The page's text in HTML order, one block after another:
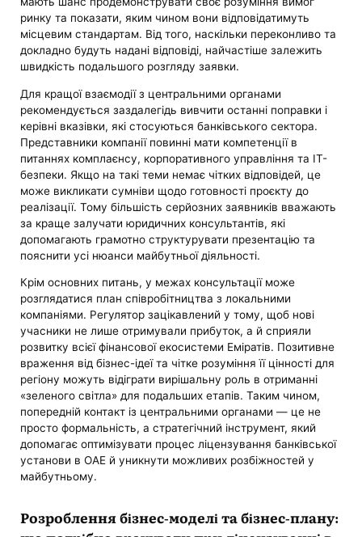
ринку та показати, яким чином вони відповідатимуть
місцевим стандартам. Від того, наскільки переконливо та
докладно будуть надані відповіді, найчастіше залежить
швидкість подальшого розгляду заявки.
Для кращої взаємодії з центральними органами
рекомендується заздалегідь вивчити останні поправки і
керівні вказівки, які стосуються банківського сектора.
Представники компанії повинні мати компетенції в
питаннях комплаєнсу, корпоративного управління та IT-
безпеки. Якщо на такі теми немає чітких відповідей, це
може викликати сумніви щодо готовності проєкту до
реалізації. Тому більшість серйозних заявників вважають
за краще залучати юридичних консультантів, які
допомагають грамотно структурувати презентацію та
пояснити усі нюанси майбутньої діяльності.
Крім основних питань, у межах консультації може
розглядатися план співробітництва з локальними
компаніями. Регулятор зацікавлений у тому, щоб нові
учасники не лише отримували прибуток, а й сприяли
розвитку всієї фінансової екосистеми Еміратів. Позитивне
враження від бізнес-ідеї та чітке розуміння її цінності для
регіону можуть відіграти вирішальну роль в отриманні
«зеленого світла» для подальших етапів. Таким чином,
попередній контакт із центральними органами — це не
просто формальність, а стратегічний інструмент, який
допомагає оптимізувати процес ліцензування банківської
установи в ОАЕ й уникнути можливих розбіжностей у
майбутньому.
Розроблення бізнес-моделі та бізнес-плану: